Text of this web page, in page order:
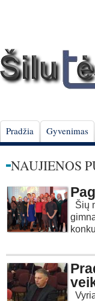
Pradžia Gyvenimas
NAUJIENOS
Šių